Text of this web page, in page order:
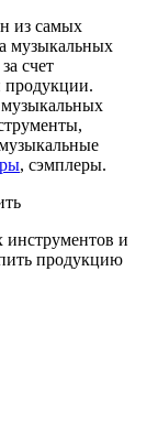
из самых
музыкальных
счет
продукции.
, сэмплеры.
и
продукцию